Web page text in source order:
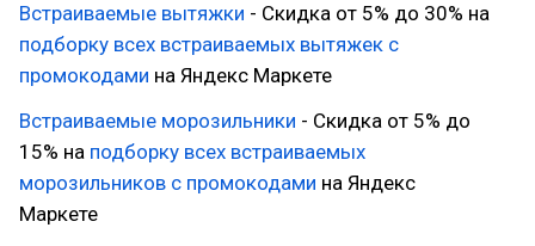
Встраиваемые вытяжки - Скидка от 5% до 30% на
подборку всех встраиваемых вытяжек с
промокодами на Яндекс Маркете
Встраиваемые морозильники - Скидка от 5% до
15% на подборку всех встраиваемых
морозильников с промокодами на Яндекс
Маркете